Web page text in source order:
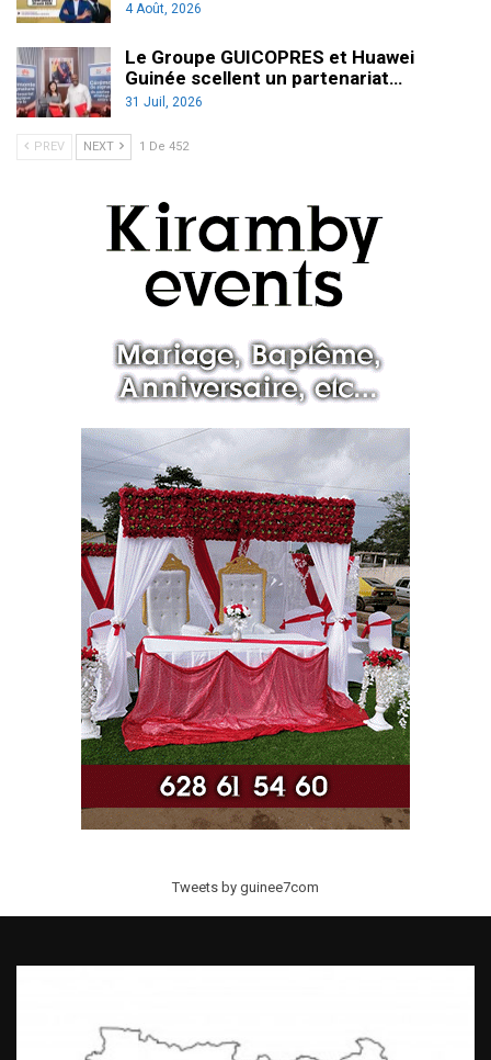
4 Août, 2026
Le Groupe GUICOPRES et Huawei
Guinée scellent un partenariat…
31 Juil, 2026
PREV NEXT 1 De 452
Tweets by guinee7com